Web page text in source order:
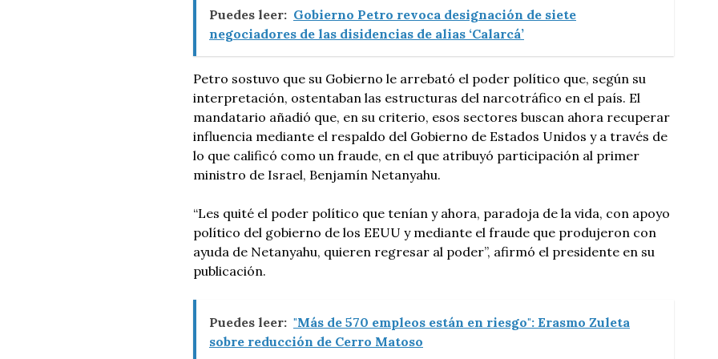
Puedes leer: Gobierno Petro revoca designación de siete
negociadores de las disidencias de alias ‘Calarcá’
Petro sostuvo que su Gobierno le arrebató el poder político que, según su
interpretación, ostentaban las estructuras del narcotráfico en el país. El
mandatario añadió que, en su criterio, esos sectores buscan ahora recuperar
influencia mediante el respaldo del Gobierno de Estados Unidos y a través de
lo que calificó como un fraude, en el que atribuyó participación al primer
ministro de Israel, Benjamín Netanyahu.
“Les quité el poder político que tenían y ahora, paradoja de la vida, con apoyo
político del gobierno de los EEUU y mediante el fraude que produjeron con
ayuda de Netanyahu, quieren regresar al poder”, afirmó el presidente en su
publicación.
Puedes leer: "Más de 570 empleos están en riesgo": Erasmo Zuleta
sobre reducción de Cerro Matoso